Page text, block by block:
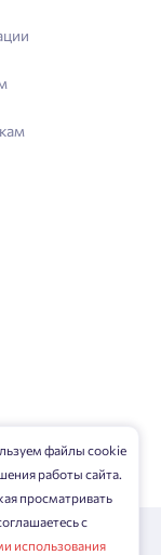
файлы cookie
работы сайта.
просматривать
с
использования